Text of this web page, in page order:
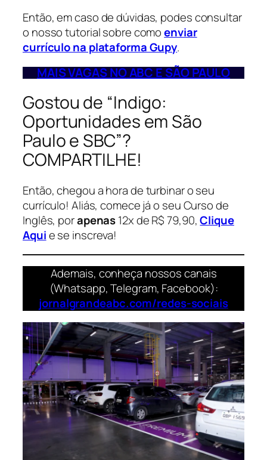
Então, em caso de dúvidas, podes consultar
o nosso tutorial sobre comoenviar
currículo na plataforma Gupy.
MAIS VAGAS NOABC E SÃO PAULO
Gostou de “Indigo:
Oportunidades em São
Paulo e SBC”?
COMPARTILHE!
Então, chegou a hora de turbinar o seu
currículo! Aliás, comece já o seu Curso de
Inglês, porapenas12x de R$ 79,90,Clique
Aquie se inscreva!
Ademais, conheça nossos canais
(Whatsapp, Telegram, Facebook):
jornalgrandeabc.com/redes-sociais